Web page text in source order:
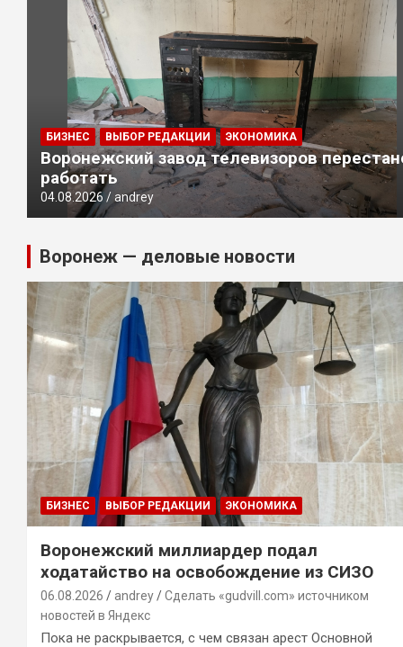
БИЗНЕС ВЫБОР РЕДАКЦИИ ЭКОНОМИКА
Воронежский завод телевизоров
работать
04.08.2026 andrey
Воронеж — деловые новости
БИЗНЕС ВЫБОР РЕДАКЦИИ ЭКОНОМИКА
Воронежский миллиардер подал
ходатайство на освобождение из СИЗО
06.08.2026 andrey
Сделать «gudvill.com» источником
новостей в Яндекс
Пока не раскрывается, с чем связан арест Основной